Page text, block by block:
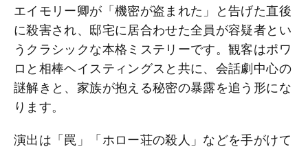
エイモリー卿が「機密が盗まれた」と告げた直後
に殺害され、邸宅に居合わせた全員が容疑者とい
うクラシックな本格ミステリーです。観客はポワ
ロと相棒ヘイスティングスと共に、会話劇中心の
謎解きと、家族が抱える秘密の暴露を追う形にな
ります。
演出は「罠」「ホロー荘の殺人」などを手がけて